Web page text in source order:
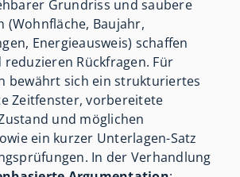
Grundriss und saubere
(Wohnfläche, Baujahr,
Energieausweis) schaffen
Rückfragen. Für
bewährt sich ein strukturiertes
Zeitfenster, vorbereitete
und möglichen
ein kurzer Unterlagen-Satz
In der Verhandlung